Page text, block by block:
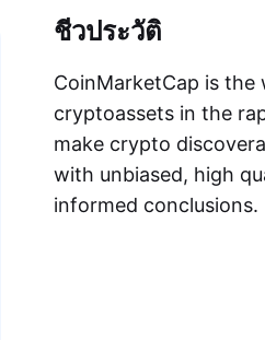
ชีวประวัติ
CoinMarketCap is
cryptoassets in the
make crypto
with unbiased, high
informed conclusions.